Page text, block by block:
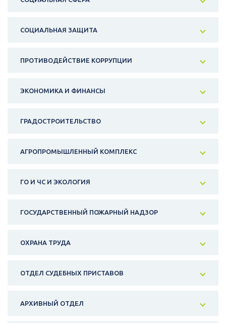
СОЦИАЛЬНАЯ ЗАЩИТА
ПРОТИВОДЕЙСТВИЕ КОРРУПЦИИ
ЭКОНОМИКА И ФИНАНСЫ
ГРАДОСТРОИТЕЛЬСТВО
АГРОПРОМЫШЛЕННЫЙ КОМПЛЕКС
ГО И ЧС И ЭКОЛОГИЯ
ГОСУДАРСТВЕННЫЙ ПОЖАРНЫЙ НАДЗОР
ОХРАНА ТРУДА
ОТДЕЛ СУДЕБНЫХ ПРИСТАВОВ
АРХИВНЫЙ ОТДЕЛ